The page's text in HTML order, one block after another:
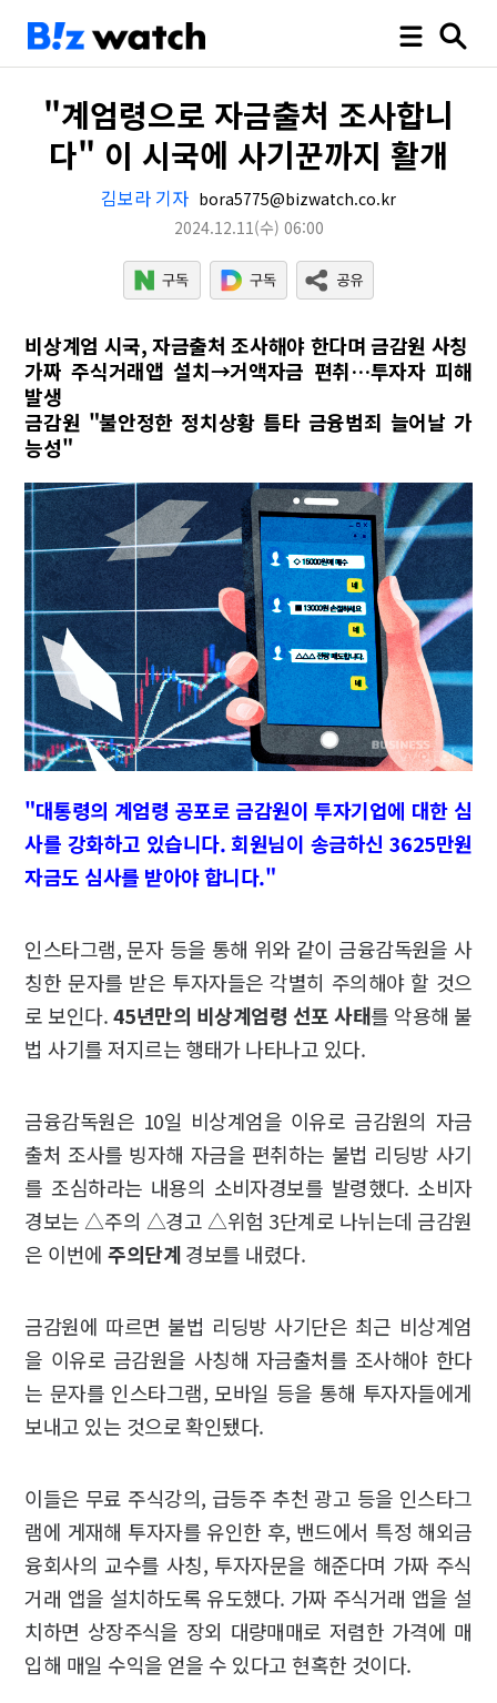
"계엄령으로 자금출처 조사합니
다" 이 시국에 사기꾼까지 활개
김보라 기자 bora5775@bizwatch.co.kr
2024.12.11(수) 06:00
비상계엄 시국, 자금출처 조사해야 한다며 금감원 사칭
가짜 주식거래앱 설치→거액자금 편취…투자자 피해
발생
금감원 "불안정한 정치상황 틈타 금융범죄 늘어날 가
능성"
"대통령의 계엄령 공포로 금감원이 투자기업에 대한 심
사를 강화하고 있습니다. 회원님이 송금하신 3625만원
자금도 심사를 받아야 합니다."
인스타그램, 문자 등을 통해 위와 같이 금융감독원을 사
칭한 문자를 받은 투자자들은 각별히 주의해야 할 것으
로 보인다.45년만의 비상계엄령 선포 사태를 악용해 불
법 사기를 저지르는 행태가 나타나고 있다.
금융감독원은 10일 비상계엄을 이유로 금감원의 자금
출처 조사를 빙자해 자금을 편취하는 불법 리딩방 사기
를 조심하라는 내용의 소비자경보를 발령했다. 소비자
경보는 △주의 △경고 △위험 3단계로 나뉘는데 금감원
은 이번에주의단계경보를 내렸다.
금감원에 따르면 불법 리딩방 사기단은 최근 비상계엄
을 이유로 금감원을 사칭해 자금출처를 조사해야 한다
는 문자를 인스타그램, 모바일 등을 통해 투자자들에게
보내고 있는 것으로 확인됐다.
이들은 무료 주식강의, 급등주 추천 광고 등을 인스타그
램에 게재해 투자자를 유인한 후, 밴드에서 특정 해외금
융회사의 교수를 사칭, 투자자문을 해준다며 가짜 주식
거래 앱을 설치하도록 유도했다. 가짜 주식거래 앱을 설
치하면 상장주식을 장외 대량매매로 저렴한 가격에 매
입해 매일 수익을 얻을 수 있다고 현혹한 것이다.